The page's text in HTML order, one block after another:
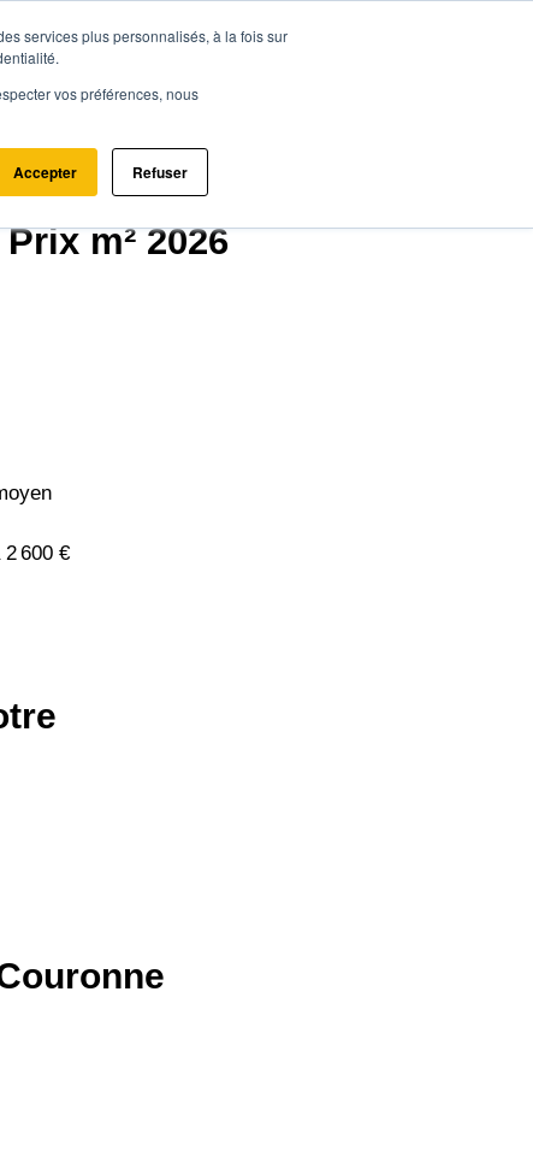
services plus personnalisés, à la fois sur
vos préférences, nous
Accepter Refuser
m² 2026
2 600 €